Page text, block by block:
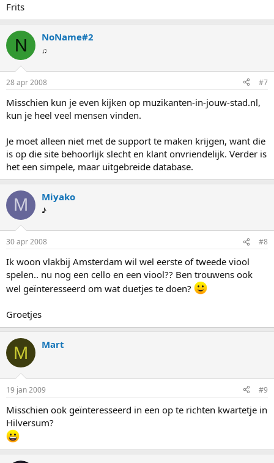
Frits
N NoName#2
♫
28 apr 2008 #7
Misschien kun je even kijken op muzikanten-in-jouw-stad.nl,
kun je heel veel mensen vinden.
Je moet alleen niet met de support te maken krijgen, want die
is op die site behoorlijk slecht en klant onvriendelijk. Verder is
het een simpele, maar uitgebreide database.
M Miyako
♪
30 apr 2008 #8
Ik woon vlakbij Amsterdam wil wel eerste of tweede viool
spelen.. nu nog een cello en een viool?? Ben trouwens ook
wel geïnteresseerd om wat duetjes te doen?
Groetjes
M Mart
19 jan 2009 #9
Misschien ook geïnteresseerd in een op te richten kwartetje in
Hilversum?